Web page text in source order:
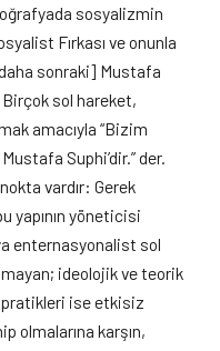
sosyalizmin
Fırkası ve onunla
sonraki] Mustafa
Birçok sol hareket,
amacıyla “Bizim
Suphi’dir.” der.
vardır: Gerek
yapının yöneticisi
enternasyonalist sol
ideolojik ve teorik
pratikleri ise etkisiz
olmalarına karşın,